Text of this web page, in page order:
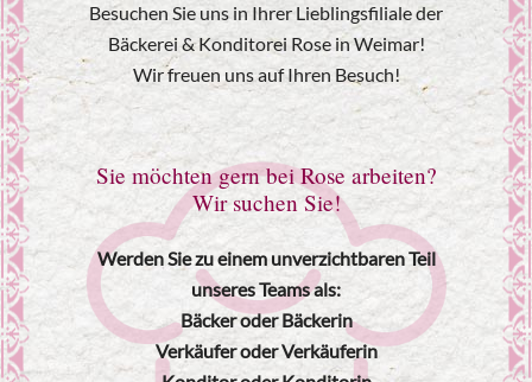
Besuchen Sie uns in Ihrer Lieblingsfiliale der
Bäckerei & Konditorei Rose in Weimar!
Wir freuen uns auf Ihren Besuch!
Sie möchten gern bei Rose arbeiten?
Wir suchen Sie!
Werden Sie zu einem unverzichtbaren Teil
unseres Teams als:
Bäcker oder Bäckerin
Verkäufer oder Verkäuferin